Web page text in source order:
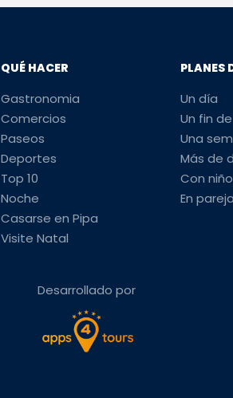
QUÉ HACER
Gastronomia
Comercios
Paseos
Deportes
Top 10
Noche
Casarse en Pipa
Visite Natal
PLANES
Un día
Un fin
Una
Más de
Con
En pareja
Desarrollado por